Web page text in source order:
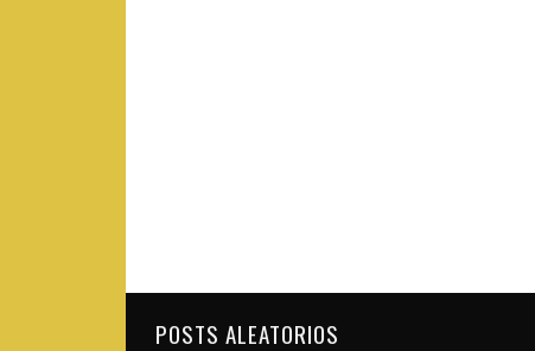
POSTS ALEATORIOS